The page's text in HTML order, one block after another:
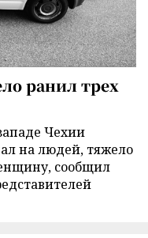
ранил трех
Чехии
на людей, тяжело
сообщил